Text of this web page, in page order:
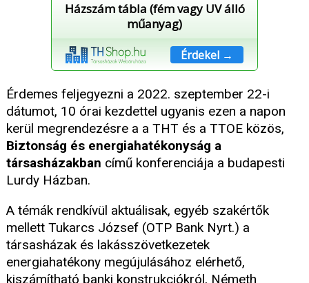
Házszám tábla (fém vagy UV álló
műanyag)
Érdekel →
Érdemes feljegyezni a 2022. szeptember 22-i
dátumot, 10 órai kezdettel ugyanis ezen a napon
kerül megrendezésre a a THT és a TTOE közös,
Biztonság és energiahatékonyság a
társasházakban című konferenciája a budapesti
Lurdy Házban.
A témák rendkívül aktuálisak, egyéb szakértők
mellett Tukarcs József (OTP Bank Nyrt.) a
társasházak és lakásszövetkezetek
energiahatékony megújulásához elérhető,
kiszámítható banki konstrukciókról, Németh